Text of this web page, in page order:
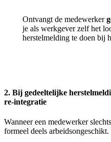
Ontvangt de medewerker
je als werkgever zelf het
herstelmelding te doen bij
2. Bij gedeeltelijke
re‑integratie
Wanneer een medewerker
formeel deels